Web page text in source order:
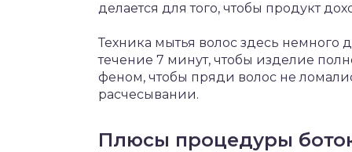
делается для того, чтобы продукт
Техника мытья волос здесь немного
течение 7 минут, чтобы изделие
феном, чтобы пряди волос не
расчесывании.
Плюсы процедуры